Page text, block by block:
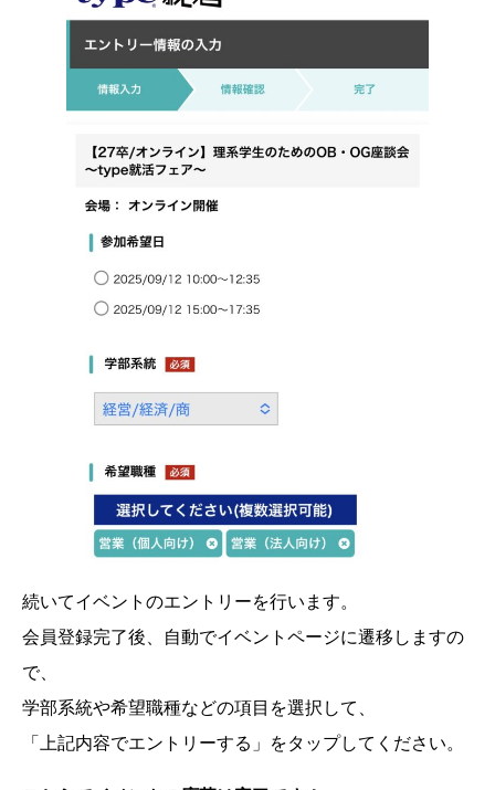
続いてイベントのエントリーを行います。
会員登録完了後、自動でイベントページに遷移しますの
で、
学部系統や希望職種などの項目を選択して、
「上記内容でエントリーする」をタップしてください。